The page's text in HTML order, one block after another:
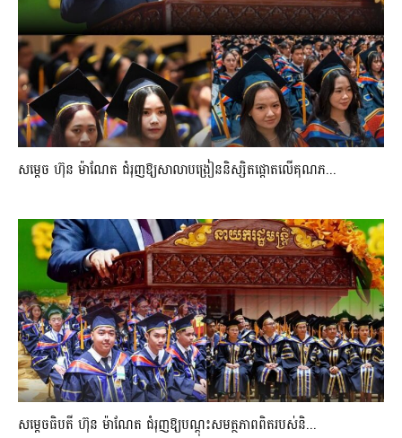
សម្តេច ហ៊ុន ម៉ាណែត ជំរុញឱ្យសាលាបង្រៀននិស្សិតផ្តោតលើគុណភ...
សម្តេចធិបតី ហ៊ុន ម៉ាណែត ជំរុញឱ្យបណ្តុះសមត្ថភាពពិតរបស់និ...